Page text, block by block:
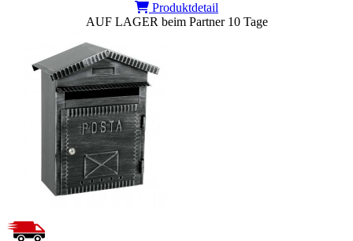
Produktdetail
AUF LAGER beim Partner 10 Tage